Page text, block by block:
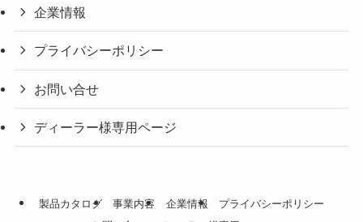
企業情報
プライバシーポリシー
お問い合せ
ディーラー様専用ページ
製品カタログ 事業内容 企業情報
プライバシーポリシー